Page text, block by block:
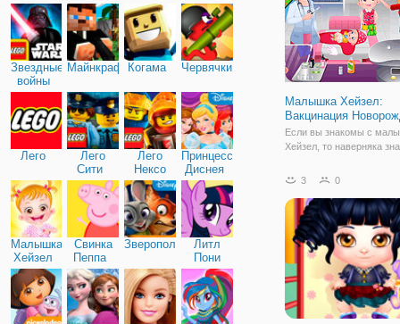
Звездные
войны
Майнкрафт Когама Червячки
Лего
Лего
Сити
Лего
Нексо
Найтс
Принцессы
Диснея
Малышка
Хейзел
Свинка
Пеппа
Зверополис
Литл
Пони
Дружба
Малышка Хейзел:
Вакцинация
Если вы знакомы с
Хейзел, то наверняка
совсем малыш, но
как настоящая взрослая
онлайн игре "Малышка
3 0